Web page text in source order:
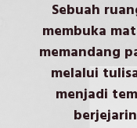
Sebuah
membuka
memandang
melalui
menjadi